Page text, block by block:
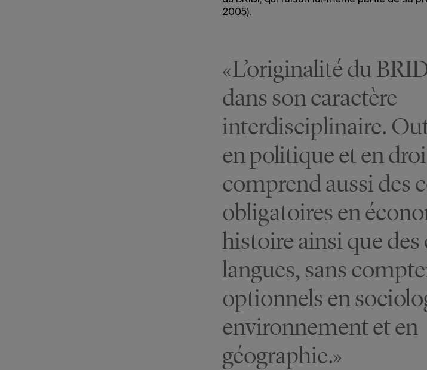
2005).
«L’originalité du
dans son caractère
interdisciplinaire.
en politique et en
comprend aussi des
obligatoires en
histoire ainsi que des
langues, sans
optionnels en
environnement et en
géographie.»